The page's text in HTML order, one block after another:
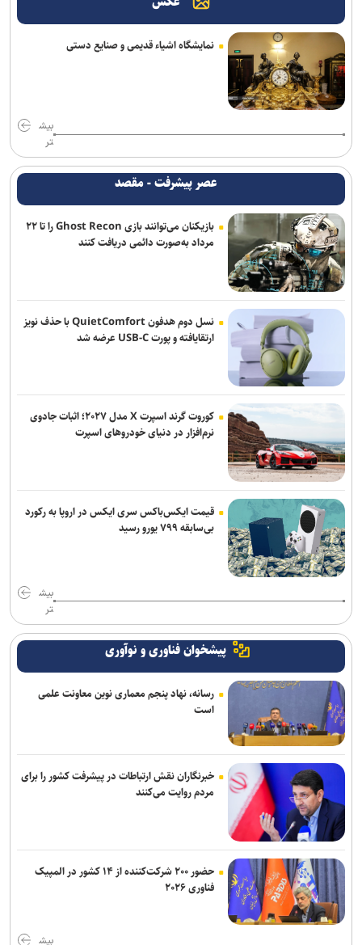
تقدیر رئیس جمعیت هلال‌احمر از «روایت‌گران ایثار» به مناسبت روز
خبرنگار
حسینیه قوجان؛ تماشاخانه حافظه ایرانی+ تصاویر
سهم ۳۸ درصدی تهران از شبکه مترو کلانشهر‌های ایران در افق طرح جامع
حمل و نقل و ترافیک
پروژه‌های شهری که طی یک ماه و نیم آینده به بهره‌برداری می‌رسد
جهانگیر: ۷۰۰ پرونده تعهدات ارزی در دادسرای تهران در حال رسیدگی
است/ تغییرات مدیریتی در دوره جدید قوه قضائیه آغاز خواهد شد
روز خبرنگار روز پاسداشت راویان آگاهی و معماران اعتماد عمومی است
رئیس قوه قضاییه: خبرنگار متعهد، هم‌سنگر رزمندگان پشت لانچر است
انعکاس منصفانه چالش‌های سلامت به اصلاح سیاست‌ها کمک می‌کند
نمایشگاه اشیاء قدیمی و صنایع دستی
بیش
تر
عصر پیشرفت - مقصد
بازیکنان می‌توانند بازی Ghost Recon را تا ۲۲
مرداد به‌صورت دائمی دریافت کنند
نسل دوم هدفون QuietComfort با حذف نویز
ارتقایافته و پورت USB-C عرضه شد
کوروت گرند اسپرت X مدل ۲۰۲۷؛ اثبات جادوی
نرم‌افزار در دنیای خودروهای اسپرت
قیمت ایکس‌باکس سری ایکس در اروپا به رکورد
بی‌سابقه ۷۹۹ یورو رسید
بیش
تر
پیشخوان فناوری و نوآوری
رسانه، نهاد پنجم معماری نوین معاونت علمی
است
خبرنگاران نقش ارتباطات در پیشرفت کشور را برای
مردم روایت می‌کنند
حضور ۲۰۰ شرکت‌کننده از ۱۴ کشور در المپیک
فناوری ۲۰۲۶
بیش